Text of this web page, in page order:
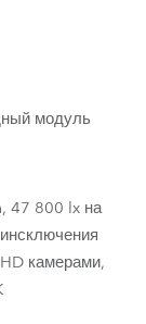
модуль
47 800 lx на
камерами,